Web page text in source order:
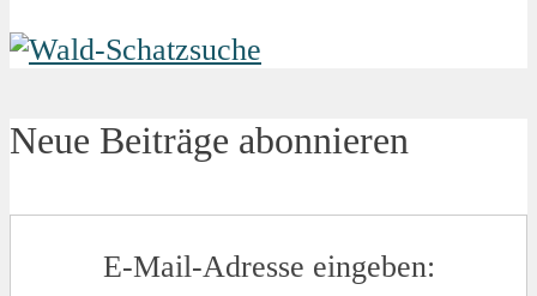
Neue Beiträge abonnieren
E-Mail-Adresse eingeben: